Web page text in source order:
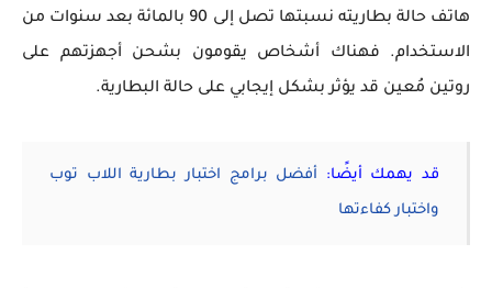
هاتف حالة بطاريته نسبتها تصل إلى 90 بالمائة بعد سنوات من
الاستخدام. فهناك أشخاص يقومون بشحن أجهزتهم على
روتين مُعين قد يؤثر بشكل إيجابي على حالة البطارية.
قد يهمك أيضًا: أفضل برامج اختبار بطارية اللاب توب
واختبار كفاءتها